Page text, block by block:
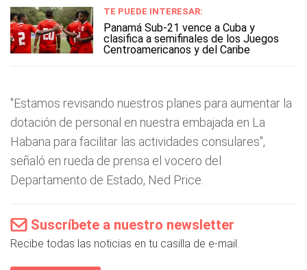
TE PUEDE INTERESAR:
Panamá Sub-21 vence a Cuba y
clasifica a semifinales de los Juegos
Centroamericanos y del Caribe
"Estamos revisando nuestros planes para aumentar la
dotación de personal en nuestra embajada en La
Habana para facilitar las actividades consulares",
señaló en rueda de prensa el vocero del
Departamento de Estado, Ned Price.
Suscríbete a nuestro newsletter
Recibe todas las noticias en tu casilla de e-mail.